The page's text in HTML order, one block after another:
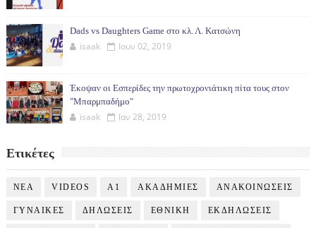
Dads vs Daughters Game στο κλ. Λ. Κατσώνη
isaak Ιουν 02, 2019
Έκοψαν οι Εσπερίδες την πρωτοχρονιάτικη πίτα τους στον
"Μπαρμπαδήμο"
isaak Ιαν 28, 2019
Ετικέτες
NEA VIDEOS Α1 ΑΚΑΔΗΜΙΕΣ ΑΝΑΚΟΙΝΩΣΕΙΣ
ΓΥΝΑΙΚΕΣ ΔΗΛΩΣΕΙΣ ΕΘΝΙΚΗ ΕΚΔΗΛΩΣΕΙΣ